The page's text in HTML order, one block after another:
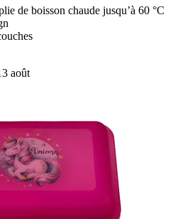
de boisson chaude jusqu’à 60 °C
août